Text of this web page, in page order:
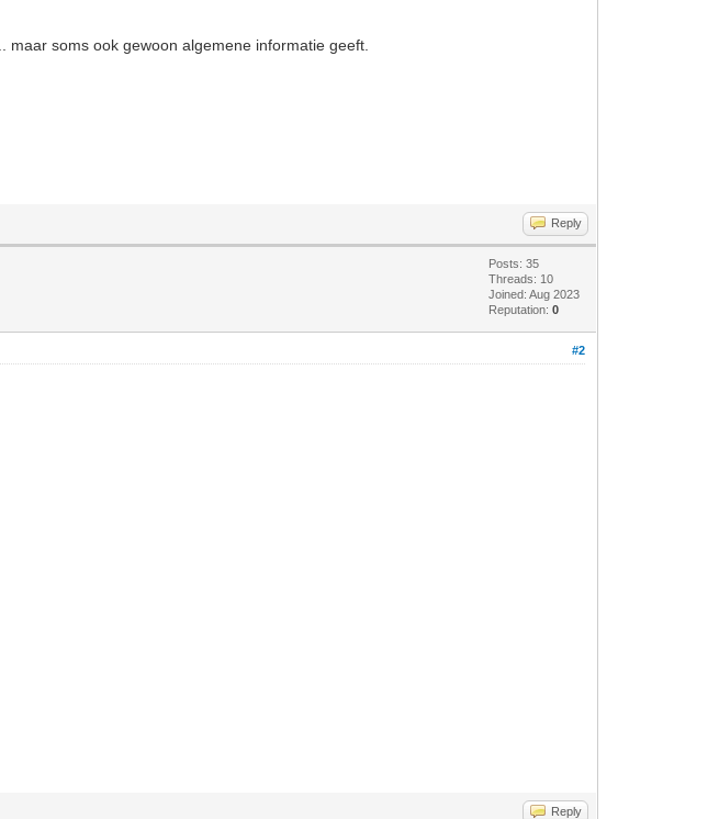
soms ook gewoon algemene informatie geeft.
Reply
Posts: 35
Threads: 10
Joined: Aug 2023
Reputation:0
#2
Reply